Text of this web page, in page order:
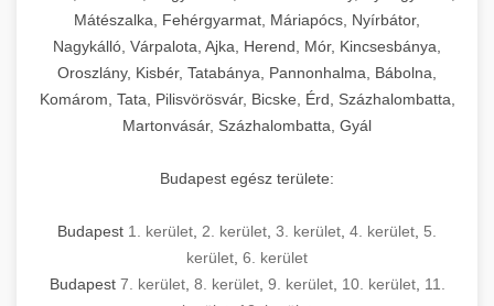
Mátészalka, Fehérgyarmat, Máriapócs, Nyírbátor,
Nagykálló, Várpalota, Ajka, Herend, Mór, Kincsesbánya,
Oroszlány, Kisbér, Tatabánya, Pannonhalma, Bábolna,
Komárom, Tata, Pilisvörösvár, Bicske, Érd, Százhalombatta,
Martonvásár, Százhalombatta, Gyál
Budapest egész területe:
Budapest 1. kerület 2. kerület 3. kerület 4. kerület 5.
kerület 6. kerület
Budapest 7. kerület, 8. kerület, 9. kerület, 10. kerület, 11.